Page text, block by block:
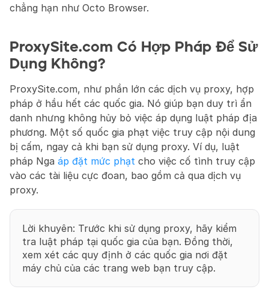
chẳng hạn như Octo Browser.
ProxySite.com Có Hợp Pháp Để Sử
Dụng Không?
ProxySite.com, như phần lớn các dịch vụ proxy, hợp
pháp ở hầu hết các quốc gia. Nó giúp bạn duy trì ẩn
danh nhưng không hủy bỏ việc áp dụng luật pháp địa
phương. Một số quốc gia phạt việc truy cập nội dung
bị cấm, ngay cả khi bạn sử dụng proxy. Ví dụ, luật
pháp Nga áp đặt mức phạt cho việc cố tình truy cập
vào các tài liệu cực đoan, bao gồm cả qua dịch vụ
proxy.
Lời khuyên: Trước khi sử dụng proxy, hãy kiểm
tra luật pháp tại quốc gia của bạn. Đồng thời,
xem xét các quy định ở các quốc gia nơi đặt
máy chủ của các trang web bạn truy cập.